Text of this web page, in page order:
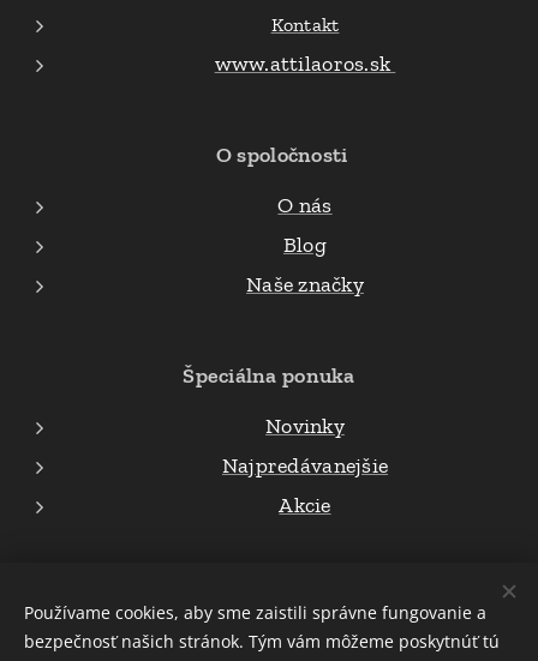
Kontakt
www.attilaoros.sk
O spoločnosti
O nás
Blog
Naše značky
Špeciálna ponuka
Novinky
Najpredávanejšie
Akcie
© 2023 všetky práva vyhradené Attila Oros
Cookies
Používame cookies, aby sme zaistili správne fungovanie a
bezpečnosť našich stránok. Tým vám môžeme poskytnúť tú